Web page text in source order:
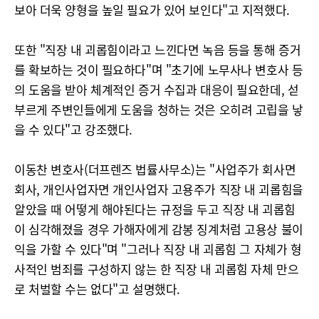
보아 더욱 양형을 높일 필요가 있어 보인다"고 지적했다.
또한 "직장 내 괴롭힘이라고 느낀다면 녹음 등을 통해 증거
를 확보하는 것이 필요하다"며 "초기에 노무사나 변호사 등
의 도움을 받아 체계적인 증거 수집과 대응이 필요한데, 섣
부르게 주변인들에게 도움을 청하는 것은 오히려 고립을 낳
을 수 있다"고 강조했다.
이동찬 변호사(더프렌즈 법률사무소)는 "사업주가 회사면
회사, 개인사업자면 개인사업자 고용주가 직장 내 괴롭힘을
알았을 때 어떻게 해야된다는 규정을 두고 직장 내 괴롭힘
이 심각해졌을 경우 가해자에게 감봉 징계처럼 고용상 불이
익을 가할 수 있다"며 "그러나 직장 내 괴롭힘 그 자체가 형
사적인 범죄를 구성하지 않는 한 직장 내 괴롭힘 자체 만으
로 처벌할 수는 없다"고 설명했다.